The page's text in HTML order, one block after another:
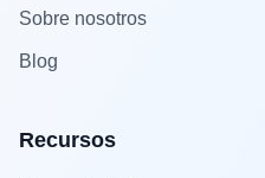
Sobre nosotros
Blog
Recursos